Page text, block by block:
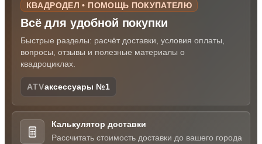
КВАДРОДЕЛ • ПОМОЩЬ ПОКУПАТЕЛЮ
Всё для удобной покупки
Быстрые разделы: расчёт доставки, условия оплаты,
вопросы, отзывы и полезные материалы о
квадроциклах.
ATVаксессуары №1
Калькулятор доставки
Рассчитать стоимость доставки до вашего города